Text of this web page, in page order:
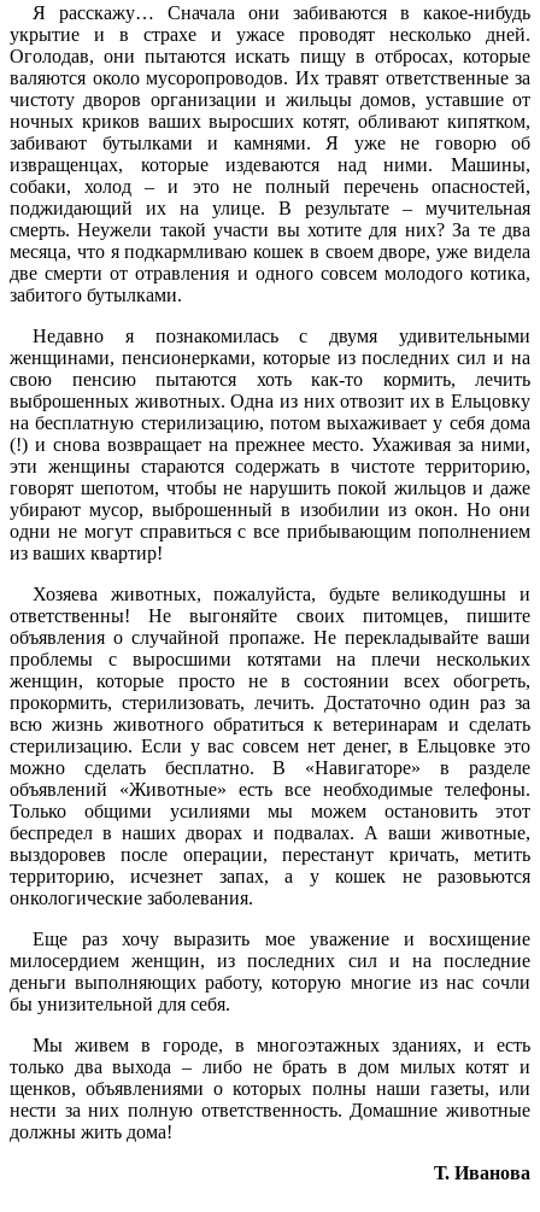
Я расскажу… Сначала они забиваются в какое-нибудь
укрытие и в страхе и ужасе проводят несколько дней.
Оголодав, они пытаются искать пищу в отбросах, которые
валяются около мусоропроводов. Их травят ответственные за
чистоту дворов организации и жильцы домов, уставшие от
ночных криков ваших выросших котят, обливают кипятком,
забивают бутылками и камнями. Я уже не говорю об
извращенцах, которые издеваются над ними. Машины,
собаки, холод – и это не полный перечень опасностей,
поджидающий их на улице. В результате – мучительная
смерть. Неужели такой участи вы хотите для них? За те два
месяца, что я подкармливаю кошек в своем дворе, уже видела
две смерти от отравления и одного совсем молодого котика,
забитого бутылками.
Недавно я познакомилась с двумя удивительными
женщинами, пенсионерками, которые из последних сил и на
свою пенсию пытаются хоть как-то кормить, лечить
выброшенных животных. Одна из них отвозит их в Ельцовку
на бесплатную стерилизацию, потом выхаживает у себя дома
(!) и снова возвращает на прежнее место. Ухаживая за ними,
эти женщины стараются содержать в чистоте территорию,
говорят шепотом, чтобы не нарушить покой жильцов и даже
убирают мусор, выброшенный в изобилии из окон. Но они
одни не могут справиться с все прибывающим пополнением
из ваших квартир!
Хозяева животных, пожалуйста, будьте великодушны и
ответственны! Не выгоняйте своих питомцев, пишите
объявления о случайной пропаже. Не перекладывайте ваши
проблемы с выросшими котятами на плечи нескольких
женщин, которые просто не в состоянии всех обогреть,
прокормить, стерилизовать, лечить. Достаточно один раз за
всю жизнь животного обратиться к ветеринарам и сделать
стерилизацию. Если у вас совсем нет денег, в Ельцовке это
можно сделать бесплатно. В «Навигаторе» в разделе
объявлений «Животные» есть все необходимые телефоны.
Только общими усилиями мы можем остановить этот
беспредел в наших дворах и подвалах. А ваши животные,
выздоровев после операции, перестанут кричать, метить
территорию, исчезнет запах, а у кошек не разовьются
онкологические заболевания.
Еще раз хочу выразить мое уважение и восхищение
милосердием женщин, из последних сил и на последние
деньги выполняющих работу, которую многие из нас сочли
бы унизительной для себя.
Мы живем в городе, в многоэтажных зданиях, и есть
только два выхода – либо не брать в дом милых котят и
щенков, объявлениями о которых полны наши газеты, или
нести за них полную ответственность. Домашние животные
должны жить дома!
Т. Иванова